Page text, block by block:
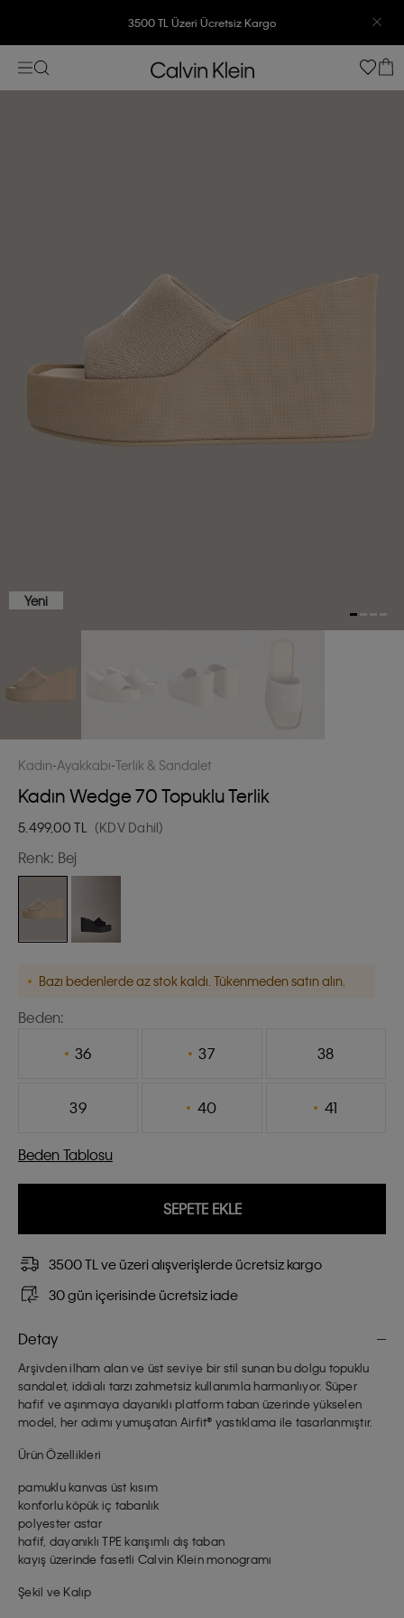
3500 TL Üzeri Ücretsiz Kargo
7500 TL Ve Üzeri Alışverişlerinizde 6 Taksit İmkanı
Yeni
Kadın Ayakkabı Terlik & Sandalet
Kadın Wedge 70 Topuklu Terlik
5.499,00 TL (KDV Dahil)
Renk: Bej
Bazı bedenlerde az stok kaldı. Tükenmeden satın alın.
Beden:
36
37 38
39 40 41
Beden Tablosu
SEPETE EKLE
3500 TL ve üzeri alışverişlerde ücretsiz kargo
30 gün içerisinde ücretsiz iade
Detay
Arşivden ilham alan ve üst seviye bir stil sunan bu dolgu topuklu
sandalet, iddialı tarzı zahmetsiz kullanımla harmanlıyor. Süper
hafif ve aşınmaya dayanıklı platform taban üzerinde yükselen
model, her adımı yumuşatan Airfit® yastıklama ile tasarlanmıştır.
Ürün Özellikleri
pamuklu kanvas üst kısım
konforlu köpük iç tabanlık
polyester astar
hafif, dayanıklı TPE karışımlı dış taban
kayış üzerinde fasetli Calvin Klein monogramı
Şekil ve Kalıp